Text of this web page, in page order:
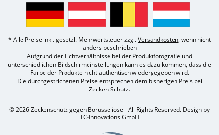
* Alle Preise inkl. gesetzl. Mehrwertsteuer zzgl.Versandkosten, wenn nicht
anders beschrieben
Aufgrund der Lichtverhältnisse bei der Produktfotografie und
unterschiedlichen Bildschirmeinstellungen kann es dazu kommen, dass die
Farbe der Produkte nicht authentisch wiedergegeben wird.
Die durchgestrichenen Preise entsprechen dem bisherigen Preis bei
Zecken-Schutz.
© 2026 Zeckenschutz gegen Borusseliose - All Rights Reserved. Design by
TC-Innovations GmbH